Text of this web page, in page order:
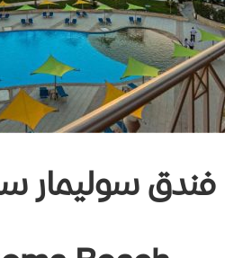
فندقسوليمار